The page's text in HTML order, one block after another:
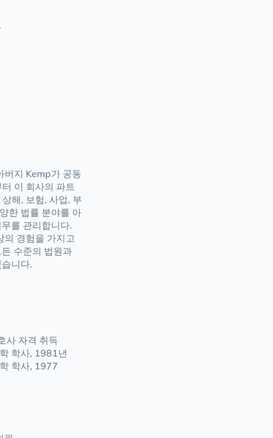
버지 Kemp가 공동
이 회사의 파트
해, 보험, 사업, 부
한 법률 분야를 아
를 관리합니다.
경험을 가지고
수준의 법원과
니다.
사 자격 취득
학사, 1981년
학사, 1977